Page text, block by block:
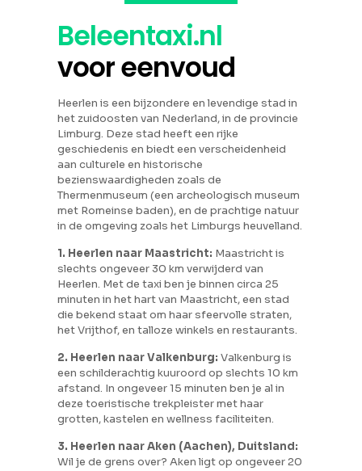
Beleentaxi.nl
voor eenvoud
Heerlen is een bijzondere en levendige stad in
het zuidoosten van Nederland, in de provincie
Limburg. Deze stad heeft een rijke
geschiedenis en biedt een verscheidenheid
aan culturele en historische
bezienswaardigheden zoals de
Thermenmuseum (een archeologisch museum
met Romeinse baden), en de prachtige natuur
in de omgeving zoals het Limburgs heuvelland.
1. Heerlen naar Maastricht: Maastricht is
slechts ongeveer 30 km verwijderd van
Heerlen. Met de taxi ben je binnen circa 25
minuten in het hart van Maastricht, een stad
die bekend staat om haar sfeervolle straten,
het Vrijthof, en talloze winkels en restaurants.
2. Heerlen naar Valkenburg: Valkenburg is
een schilderachtig kuuroord op slechts 10 km
afstand. In ongeveer 15 minuten ben je al in
deze toeristische trekpleister met haar
grotten, kastelen en wellness faciliteiten.
3. Heerlen naar Aken (Aachen), Duitsland:
Wil je de grens over? Aken ligt op ongeveer 20